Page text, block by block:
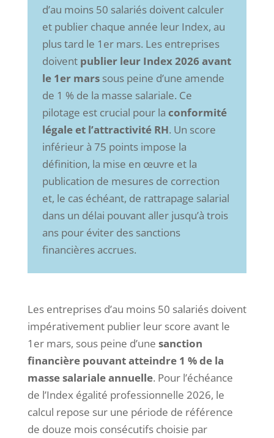
d’au moins 50 salariés doivent calculer
et publier chaque année leur Index, au
plus tard le 1er mars. Les entreprises
doivent publier leur Index 2026 avant
le 1er marssous peine d’une amende
de 1 % de la masse salariale. Ce
pilotage est crucial pour la conformité
légale et l’attractivité RH. Un score
inférieur à 75 points impose la
définition, la mise en œuvre et la
publication de mesures de correction
et, le cas échéant, de rattrapage salarial
dans un délai pouvant aller jusqu’à trois
ans pour éviter des sanctions
financières accrues.
Les entreprises d’au moins 50 salariés doivent
impérativement publier leur score avant le
1er mars, sous peine d’une sanction
financière pouvant atteindre 1 % de la
masse salariale annuelle. Pour l’échéance
de l’Index égalité professionnelle 2026, le
calcul repose sur une période de référence
de douze mois consécutifs choisie par